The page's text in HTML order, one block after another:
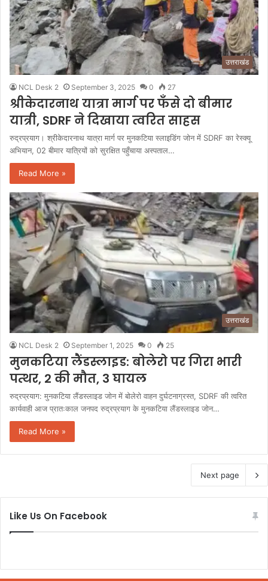
उत्तराखंड
NCL Desk 2 September 3, 2025 0 27
श्रीकेदारनाथ यात्रा मार्ग पर फँसे दो बीमार
यात्री, SDRF ने दिखाया त्वरित साहस
रुद्रप्रयाग। श्रीकेदारनाथ यात्रा मार्ग पर मुनकटिया स्लाइडिंग जोन में SDRF का रेस्क्यू
अभियान, 02 बीमार यात्रियों को सुरक्षित पहुँचाया अस्पताल…
Read More »
उत्तराखंड
NCL Desk 2 September 1, 2025 0 25
मुनकटिया लैंडस्लाइड: बोलेरो पर गिरा भारी
पत्थर, 2 की मौत, 3 घायल
रुद्रप्रयाग: मुनकटिया लैंडस्लाइड जोन में बोलेरो वाहन दुर्घटनाग्रस्त, SDRF की त्वरित
कार्यवाही आज प्रातःकाल जनपद रुद्रप्रयाग के मुनकटिया लैंडस्लाइड जोन…
Read More »
Next page
Like Us On Facebook